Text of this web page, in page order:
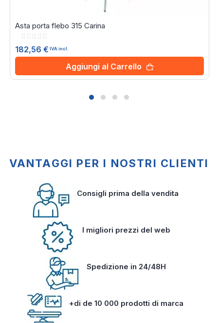
Asta porta flebo 315 Carina
Rating:
182,56 € IVA incl.
Aggiungi al Carrello
VANTAGGI PER I NOSTRI CLIENTI
Consigli prima della vendita
I migliori prezzi del web
Spedizione in 24/48H
+di de 10 000 prodotti di marca